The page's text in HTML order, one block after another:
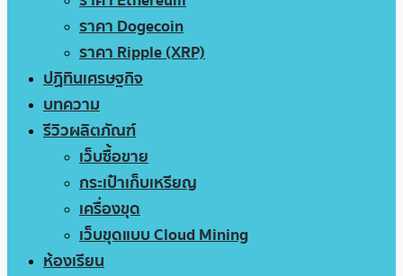
ราคา Dogecoin
ราคา Ripple (XRP)
ปฏิทินเศรษฐกิจ
บทความ
รีวิวผลิตภัณฑ์
เว็บซื้อขาย
กระเป๋าเก็บเหรียญ
เครื่องขุด
เว็บขุดแบบ Cloud Mining
ห้องเรียน